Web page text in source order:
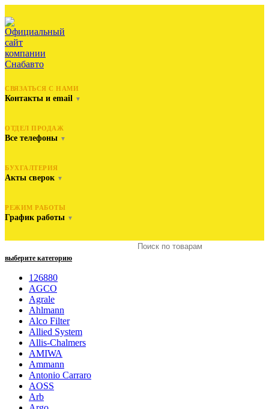
СВЯЗАТЬСЯ С НАМИ
Контакты и email ▼
ОТДЕЛ ПРОДАЖ
Все телефоны ▼
БУХГАЛТЕРИЯ
Акты сверок ▼
РЕЖИМ РАБОТЫ
График работы ▼
выберите категорию
126880
AGCO
Agrale
Ahlmann
Alco Filter
Allied System
Allis-Chalmers
AMIWA
Ammann
Antonio Carraro
AOSS
Arb